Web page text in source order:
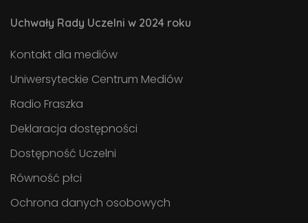
Uchwały Rady Uczelni w 2024 roku
Kontakt dla mediów
Uniwersyteckie Centrum Mediów
Radio Fraszka
Deklaracja dostępności
Dostępność Uczelni
Równość płci
Ochrona danych osobowych